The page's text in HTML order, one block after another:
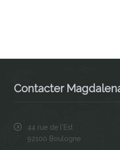
Contacter
44 rue de l'Est
92100 Boulogne